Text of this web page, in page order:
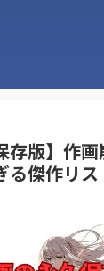
存版】作
る傑作リ